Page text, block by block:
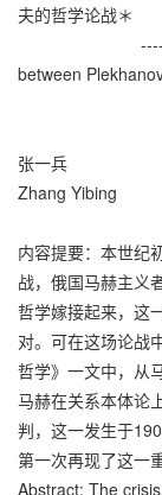
夫的哲学论战＊
-----
between
张一兵
Zhang Yibing
内容提要：本世纪
战，俄国马赫主义
哲学嫁接起来，这
对。可在这场论战
哲学》一文中，从
马赫在关系本体论
判，这一发生于
第一次再现了这一
Abstract: The